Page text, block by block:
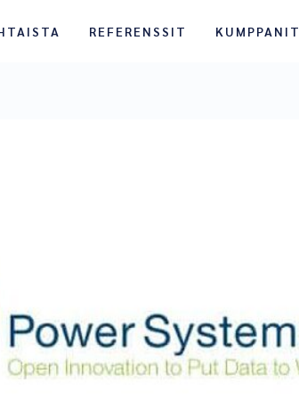
REFERENSSIT KUMPPANIT